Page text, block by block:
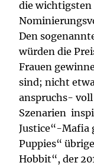
die wichtigsten
Den
würden die
Frauen
sind; nicht
anspruchs-
Szenarien
Justice“-Mafia
Puppies“
Hobbit“, der